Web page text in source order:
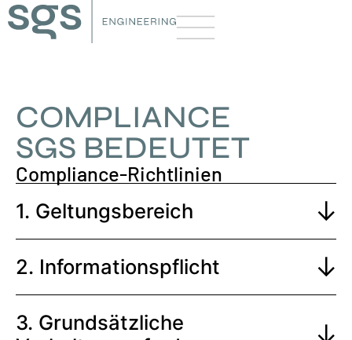
COMPLIANCE
SGS BEDEUTET
Compliance-Richtlinien
1. Geltungsbereich
2. Informationspflicht
3. Grundsätzliche